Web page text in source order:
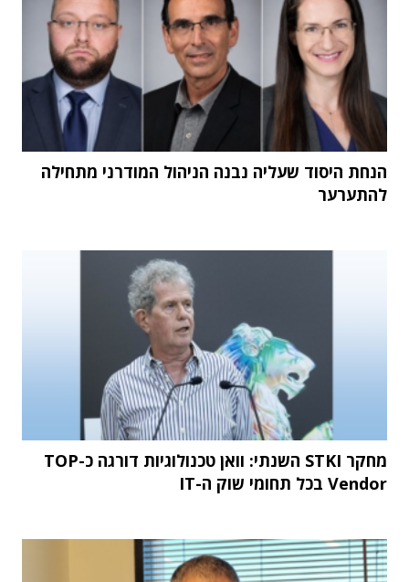
הנחת היסוד שעליה נבנה הניהול המודרני מתחילה
להתערער
מחקר STKI השנתי: וואן טכנולוגיות דורגה כ-TOP
Vendor בכל תחומי שוק ה-IT